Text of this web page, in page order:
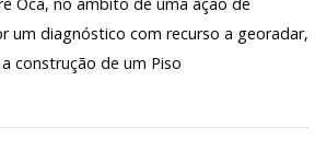
um diagnóstico com recurso a georadar,
construção de um Piso